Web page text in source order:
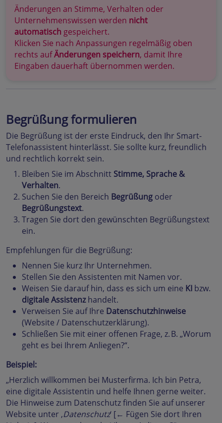
Änderungen an Stimme, Verhalten oder
Unternehmenswissen werden nicht
automatisch gespeichert.
Klicken Sie nach Anpassungen regelmäßig oben
rechts aufÄnderungen speichern, damit Ihre
Eingaben dauerhaft übernommen werden.
Begrüßung formulieren
Die Begrüßung ist der erste Eindruck, den Ihr Smart-
Telefonassistent hinterlässt. Sie sollte kurz, freundlich
und rechtlich korrekt sein.
Bleiben Sie im Abschnitt Stimme, Sprache &
Verhalten.
Suchen Sie den Bereich Begrüßung oder
Begrüßungstext.
Tragen Sie dort den gewünschten Begrüßungstext
ein.
Empfehlungen für die Begrüßung:
Nennen Sie kurz Ihr Unternehmen.
Stellen Sie den Assistenten mit Namen vor.
Weisen Sie darauf hin, dass es sich um eine KI bzw.
digitale Assistenzhandelt.
Verweisen Sie auf Ihre Datenschutzhinweise
(Website / Datenschutzerklärung).
Schließen Sie mit einer offenen Frage, z. B. „Worum
geht es bei Ihrem Anliegen?“.
Beispiel:
„Herzlich willkommen bei Musterfirma. Ich bin Petra,
eine digitale Assistentin und helfe Ihnen gerne weiter.
Die Hinweise zum Datenschutz finden Sie auf unserer
Website unter ‚Datenschutz‘ [← Fügen Sie dort Ihren